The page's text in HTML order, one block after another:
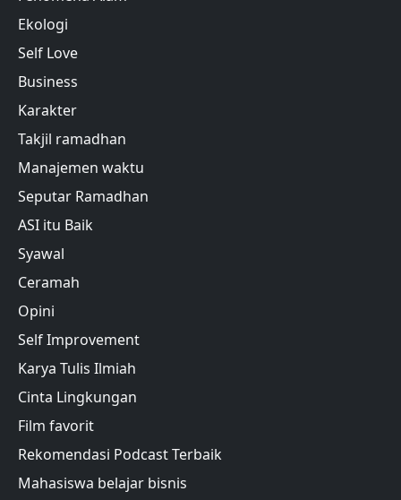
Ekologi
Self Love
Business
Karakter
Takjil ramadhan
Manajemen waktu
Seputar Ramadhan
ASI itu Baik
Syawal
Ceramah
Opini
Self Improvement
Karya Tulis Ilmiah
Cinta Lingkungan
Film favorit
Rekomendasi Podcast Terbaik
Mahasiswa belajar bisnis